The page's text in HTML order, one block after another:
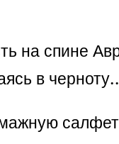
на спине
в